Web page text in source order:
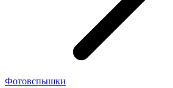
Фотовспышки